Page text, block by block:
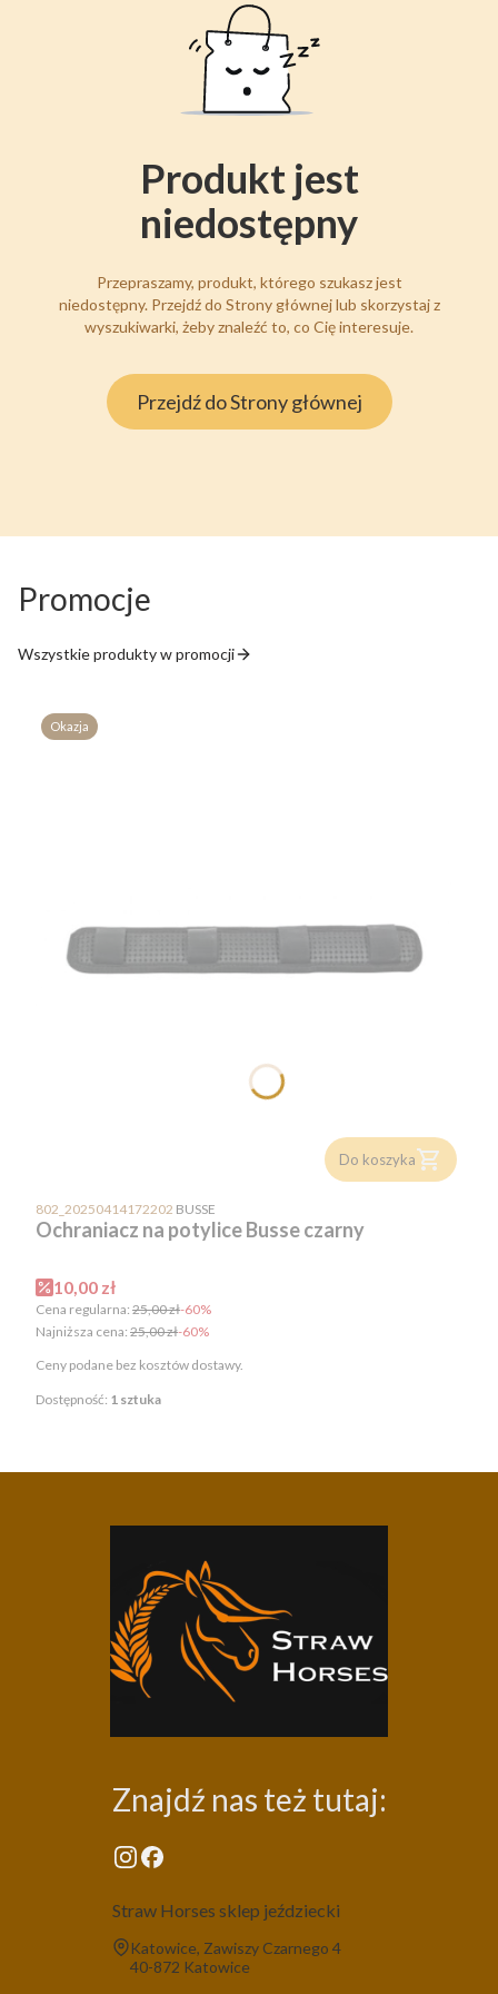
Produkt jest
niedostępny
Przepraszamy, produkt, którego szukasz jest
niedostępny. Przejdź do Strony głównej lub skorzystaj z
wyszukiwarki, żeby znaleźć to, co Cię interesuje.
Przejdź do Strony głównej
Promocje
Wszystkie produkty w promocji
Okazja
Do koszyka
802_20250414172202 PRODUCENT
BUSSE
Ochraniacz na potylice Busse czarny
Cena promocyjna
10,00 zł
Cena regularna: 25,00 zł-60%
Najniższa cena: 25,00 zł-60%
Ceny podane bez kosztów dostawy.
Dostępność: 1 sztuka
Znajdź nas też tutaj:
Straw Horses sklep jeździecki
Adres:
Katowice, Zawiszy Czarnego 4
40-872 Katowice